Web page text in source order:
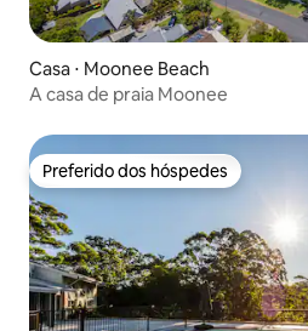
Casa ⋅ Moonee Beach
A casa de praia Moonee
Preferido dos hóspedes
Preferido dos hóspedes